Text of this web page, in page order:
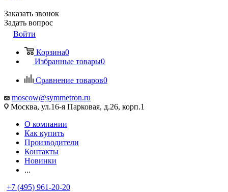
Заказать звонок
Задать вопрос
Войти
Корзина0
Избранные товары0
Сравнение товаров0
moscow@symmetron.ru
Москва, ул.16-я Парковая, д.26, корп.1
О компании
Как купить
Производители
Контакты
Новинки
...
+7 (495) 961-20-20